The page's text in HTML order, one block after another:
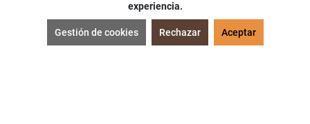
SUSCRÍBETE
¡Accede acupones,ofertasynoticiasexclusivas!
experiencia.
Gestión de cookies Rechazar Aceptar